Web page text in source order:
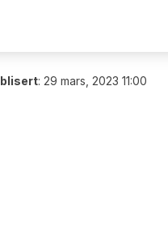
: 29 mars, 2023 11:00